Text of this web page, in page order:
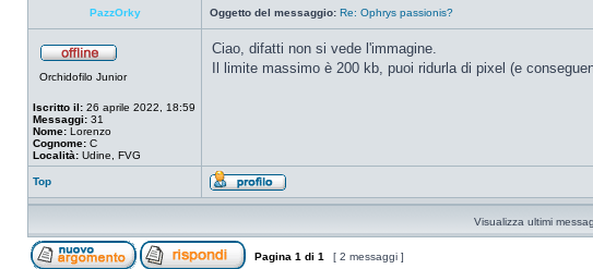
PazzOrky Oggetto del messaggio: Re: Ophrys passionis?
Orchidofilo Junior
Iscritto il: 26 aprile 2022, 18:59
Messaggi: 31
Nome: Lorenzo
Cognome: C
Località: Udine, FVG
Ciao, difatti non si vede l'immagine.
Il limite massimo è 200 kb, puoi ridurla di pixel (e
Top
Visualizza ultimi
Pagina 1 di 1 [ 2 messaggi ]